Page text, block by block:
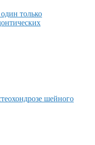
только
шейного